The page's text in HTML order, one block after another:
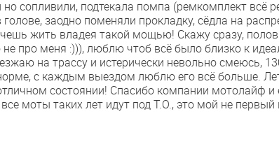
но сопливили, подтекала помпа (ремкомплект всё
заодно поменяли прокладку, сёдла на
жить владея такой мощью! Скажу сразу,
про меня :))), люблю чтоб всё было близко к
на трассу и истерически невольно смеюсь,
с каждым выездом люблю его всё больше.
состоянии! Спасибо компании мотолайф и
моты таких лет идут под Т.О., это мой не